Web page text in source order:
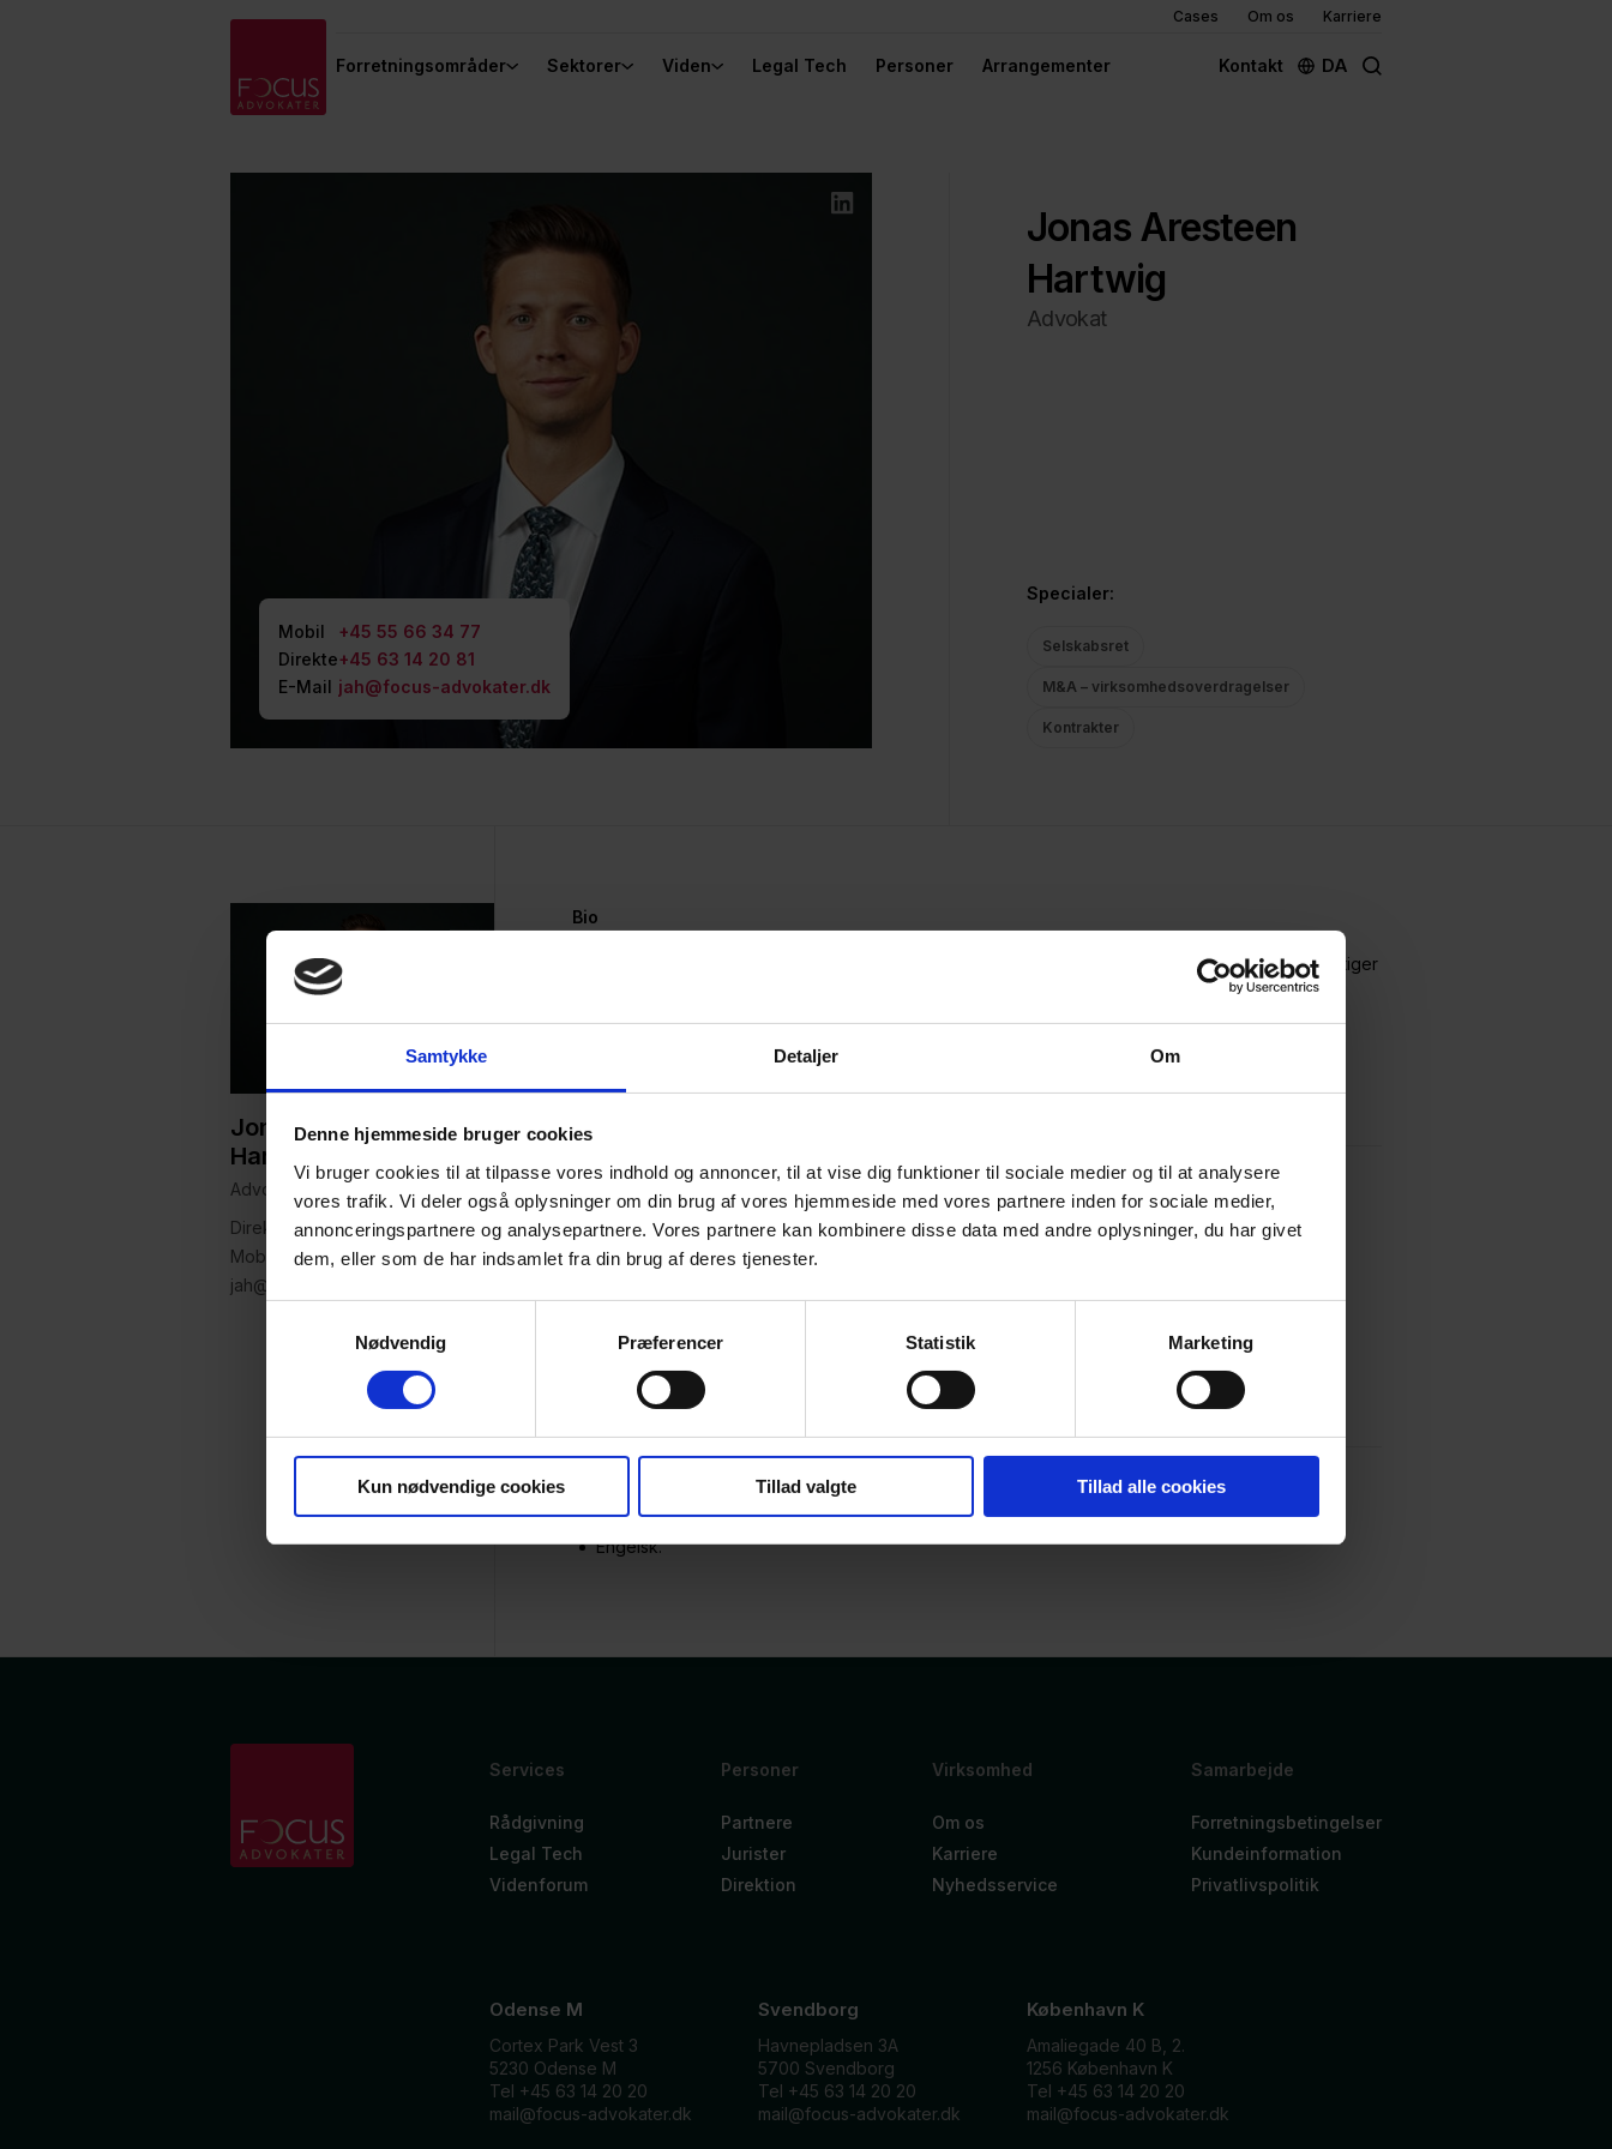
Samtykke Detaljer Om
Denne hjemmeside bruger cookies
Vi bruger cookies til at tilpasse vores indhold og annoncer, til at vise dig funktioner til sociale medier og til at analysere
vores trafik. Vi deler også oplysninger om din brug af vores hjemmeside med vores partnere inden for sociale medier,
annonceringspartnere og analysepartnere. Vores partnere kan kombinere disse data med andre oplysninger, du har givet
dem, eller som de har indsamlet fra din brug af deres tjenester.
Nødvendig
Præferencer Statistik Marketing
Kun nødvendige cookies Tillad valgte Tillad alle cookies
Cases Om os Karriere
Forretningsområder Sektorer Viden Legal Tech Personer Arrangementer Kontakt DA
Mobil
+45 55 66 34 77
Direkte+45 63 14 20 81
E-Mail jah@focus-advokater.dk
Jonas Aresteen
Hartwig
Advokat
Specialer:
Selskabsret
M&A – virksomhedsoverdragelser
Kontrakter
Jonas Aresteen
Hartwig
Advokat
Direkte: +45 63 14 20 81
Mobil: +45 55 66 34 77
jah@focus-advokater.dk
Bio
Jonas Aresteen Hartwig er tilknyttet Focus Advokaters afdeling for Selskabsret, hvor han beskæftiger
diligence-processer, transaktionsdokumenter, fortrolighedsaftaler og generelle selskabsretlige
forhold.
Uddannelse
BA.jur. fra Syddansk Universitet, 2020
Advokat Focus Advokater, 2025.
Engelsk.
Services
Rådgivning
Legal Tech
Videnforum
Personer
Partnere
Jurister
Direktion
Virksomhed
Om os
Karriere
Nyhedsservice
Samarbejde
Forretningsbetingelser
Kundeinformation
Privatlivspolitik
Odense M
Cortex Park Vest 3
5230 Odense M
Tel +45 63 14 20 20
mail@focus-advokater.dk
Svendborg
Havnepladsen 3A
5700 Svendborg
Tel +45 63 14 20 20
mail@focus-advokater.dk
København K
Amaliegade 40 B, 2.
1256 København K
Tel +45 63 14 20 20
mail@focus-advokater.dk